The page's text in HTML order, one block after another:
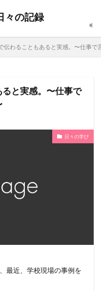
々の記録
伝わることもあると実感。〜仕事で
と実感。〜仕事で
日々の学び
最近、学校現場の事例を